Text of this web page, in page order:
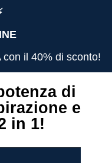
il 40% di sconto!
di
e
in 1!